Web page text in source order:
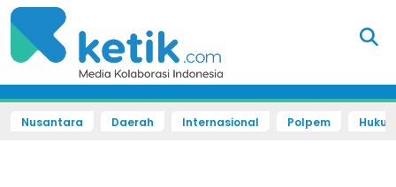
Nusantara Daerah Internasional Polpem